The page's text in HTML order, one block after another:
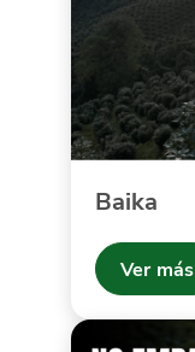
Baika
Ver más